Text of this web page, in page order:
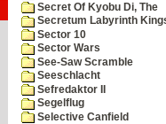
Secret Of Kyobu Di, The
Secretum Labyrinth
Sector 10
Sector Wars
See-Saw Scramble
Seeschlacht
Sefredaktor II
Segelflug
Selective Canfield